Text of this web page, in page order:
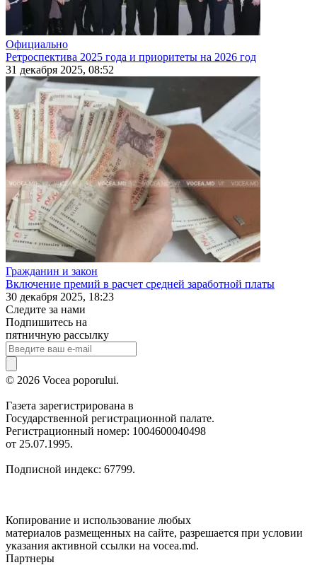
Официально
Ретроспектива 2025 года и приоритеты на 2026 год
31 декабря 2025, 08:52
Гражданин и закон
Включение премий в расчет средней заработной платы
30 декабря 2025, 18:23
Следите за нами
Подпишитесь на
пятничную рассылку
© 2026 Vocea poporului.
Газета зарегистрирована в
Государственной регистрационной палате.
Регистрационный номер: 1004600040498
от 25.07.1995.
Подписной индекс: 67799.
Копирование и использование любых
материалов размещенных на сайте, разрешается при условии
указания активной ссылки на vocea.md.
Партнеры